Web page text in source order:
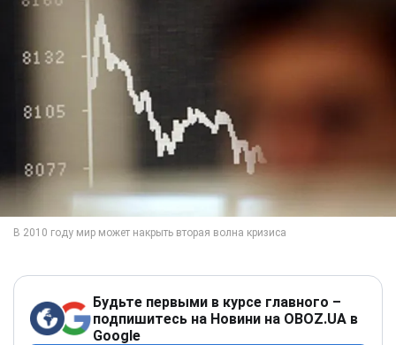
Будьте первыми в курсе главного –
подпишитесь на Новини на OBOZ.UA в
Google